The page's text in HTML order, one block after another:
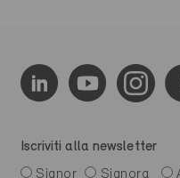
Iscriviti alla newsletter
Signor
Signora